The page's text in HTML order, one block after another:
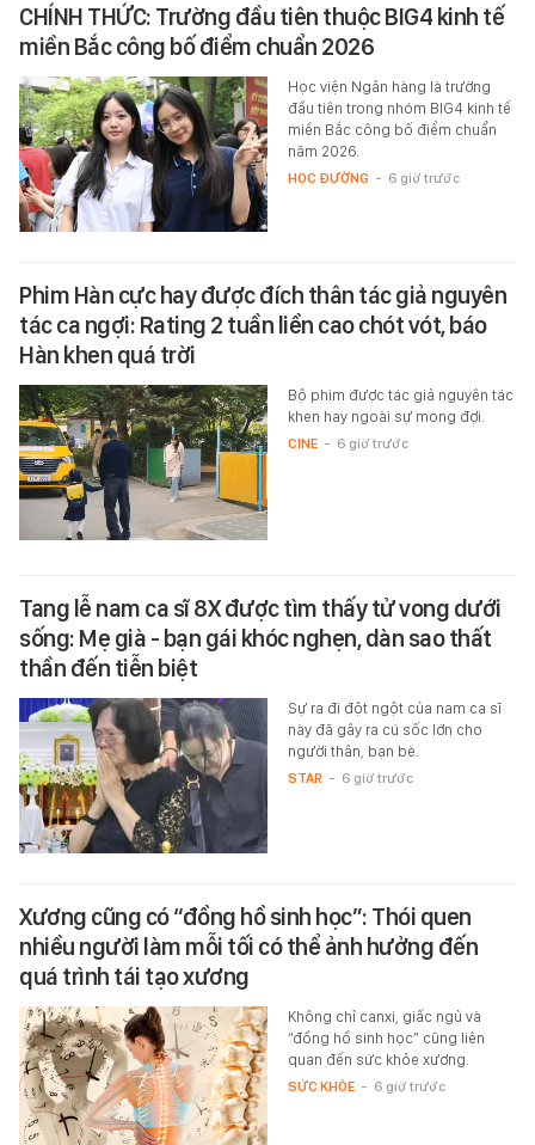
CHÍNH THỨC: Trường đầu tiên thuộc BIG4 kinh tế
miền Bắc công bố điểm chuẩn 2026
Học viện Ngân hàng là trường
đầu tiên trong nhóm BIG4 kinh tế
miền Bắc công bố điểm chuẩn
năm 2026.
HỌC ĐƯỜNG - 6 giờ trước
Phim Hàn cực hay được đích thân tác giả nguyên
tác ca ngợi: Rating 2 tuần liền cao chót vót, báo
Hàn khen quá trời
Bộ phim được tác giả nguyên tác
khen hay ngoài sự mong đợi.
CINE - 6 giờ trước
Tang lễ nam ca sĩ 8X được tìm thấy tử vong dưới
sống: Mẹ già - bạn gái khóc nghẹn, dàn sao thất
thần đến tiễn biệt
Sự ra đi đột ngột của nam ca sĩ
này đã gây ra cú sốc lớn cho
người thân, bạn bè.
STAR - 6 giờ trước
Xương cũng có “đồng hồ sinh học”: Thói quen
nhiều người làm mỗi tối có thể ảnh hưởng đến
quá trình tái tạo xương
Không chỉ canxi, giấc ngủ và
“đồng hồ sinh học” cũng liên
quan đến sức khỏe xương.
SỨC KHỎE - 6 giờ trước